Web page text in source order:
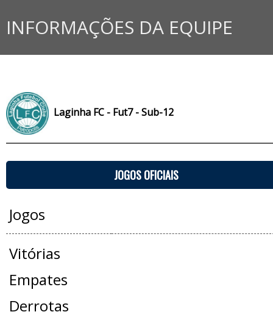
INFORMAÇÕES DA EQUIPE
Laginha FC - Fut7 - Sub-12
JOGOS OFICIAIS
Jogos
Vitórias
Empates
Derrotas